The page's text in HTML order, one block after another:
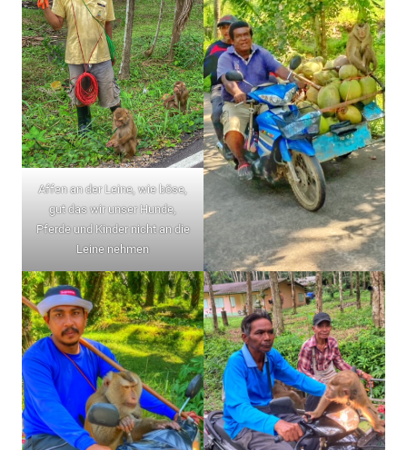
Affen an der Leine, wie böse,
gut das wir unser Hunde,
Pferde und Kinder nicht an die
Leine nehmen